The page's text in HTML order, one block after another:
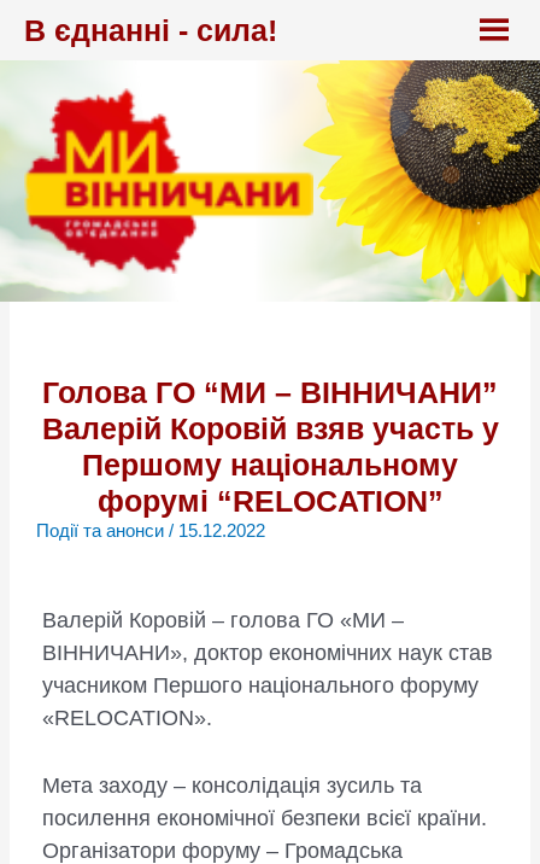
В єднанні - сила!
Голова ГО “МИ – ВІННИЧАНИ”
Валерій Коровій взяв участь у
Першому національному
форумі “RELOCATION”
Події та анонси/ 15.12.2022
Валерій Коровій – голова ГО «МИ –
ВІННИЧАНИ», доктор економічних наук став
учасником Першого національного форуму
«RELOCATION».
Мета заходу – консолідація зусиль та
посилення економічної безпеки всієї країни.
Організатори форуму – Громадська